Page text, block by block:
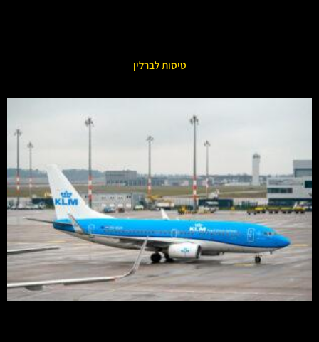
טיסות לברלין